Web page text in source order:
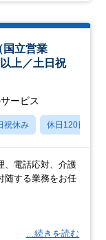
立営業
上／土日祝
ービス
祝休み 休日120日以上
、電話応対、介護
随する業務をお任
…続きを読む